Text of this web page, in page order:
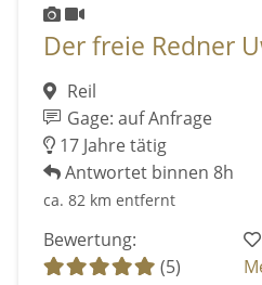
Der freie Redner
Reil
Gage: auf Anfrage
17 Jahre tätig
Antwortet binnen 8h
ca. 82 km entfernt
Bewertung:
(5)